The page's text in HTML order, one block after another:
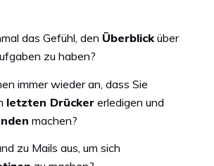
das Gefühl, den Überblicküber
zu haben?
immer wieder an, dass Sie
letzten Drücker erledigen und
machen?
zu Mails aus, um sich